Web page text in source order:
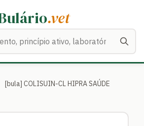
.vet
[bula] COLISUIN-CL HIPRA SAÚDE